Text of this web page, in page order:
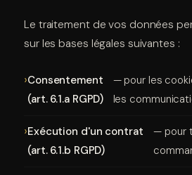
Le traitement de vos données
sur les bases légales suivantes :
Consentement
(art. 6.1.a RGPD)
— pour les
les
Exécution d'un contrat
(art. 6.1.b RGPD)
— pour